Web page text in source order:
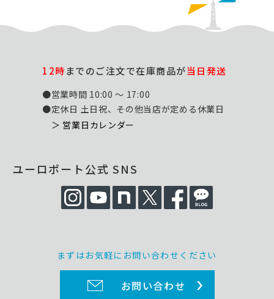
12時までのご注文で在庫商品が当日発送
●営業時間 10:00 ～ 17:00
●定休日 土日祝、その他当店が定める休業日
＞ 営業日カレンダー
ユーロポート公式 SNS
まずはお気軽にお問い合わせください
お問い合わせ